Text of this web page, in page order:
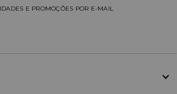
E PROMOÇÕES POR E-MAIL